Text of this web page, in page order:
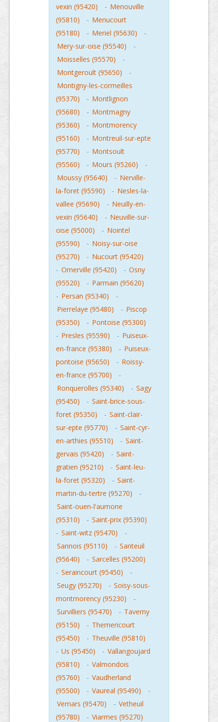
vexin (95420)
- Menouville
(95810)
- Menucourt
(95180)
- Meriel (95630)
-
Mery-sur-oise (95540)
-
Moisselles (95570)
-
Montgeroult (95650)
-
Montigny-les-cormeilles
(95370)
- Montlignon
(95680)
- Montmagny
(95360)
- Montmorency
(95160)
- Montreuil-sur-epte
(95770)
- Montsoult
(95560)
- Mours (95260)
-
Moussy (95640)
- Nerville-
la-foret (95590)
- Nesles-la-
vallee (95690)
- Neuilly-en-
vexin (95640)
- Neuville-sur-
oise (95000)
- Nointel
(95590)
- Noisy-sur-oise
(95270)
- Nucourt (95420)
- Omerville (95420) - Osny
(95520)
- Parmain (95620)
- Persan (95340)
-
Pierrelaye (95480)
- Piscop
(95350)
- Pontoise (95300)
- Presles (95590) - Puiseux-
en-france (95380)
- Puiseux-
pontoise (95650)
- Roissy-
en-france (95700)
-
Ronquerolles (95340)
- Sagy
(95450)
- Saint-brice-sous-
foret (95350)
- Saint-clair-
sur-epte (95770)
- Saint-cyr-
en-arthies (95510)
- Saint-
gervais (95420)
- Saint-
gratien (95210)
- Saint-leu-
la-foret (95320)
- Saint-
martin-du-tertre (95270)
-
Saint-ouen-l'aumone
(95310)
- Saint-prix (95390)
- Saint-witz (95470)
-
Sannois (95110)
- Santeuil
(95640)
- Sarcelles (95200)
- Seraincourt (95450)
-
Seugy (95270)
- Soisy-sous-
montmorency (95230)
-
Survilliers (95470)
- Taverny
(95150)
- Themericourt
(95450)
- Theuville (95810)
- Us (95450) - Vallangoujard
(95810)
- Valmondois
(95760)
- Vaudherland
(95500)
- Vaureal (95490)
-
Vemars (95470)
- Vetheuil
(95780)
- Viarmes (95270)